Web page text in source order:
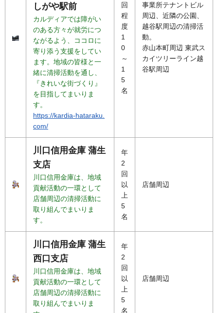
しがや駅前
カルディアでは障がい
のある方々が就労につ
ながるよう、ココロに
寄り添う支援をしてい
ます。地域の皆様と一
緒に清掃活動を通し、
『きれいな街づくり』
を目指してまいりま
す。
https://kardia-hataraku.
com/
回
程
度
1
0
～
1
5
名
事業所テナントビル
周辺、近隣の公園、
越谷駅周辺の清掃活
動。
赤山本町周辺 東武ス
カイツリーライン越
谷駅周辺
川口信用金庫 蒲生
支店
川口信用金庫は、地域
貢献活動の一環として
店舗周辺の清掃活動に
取り組んでまいりま
す。
年
2
回
以
上
5
名
店舗周辺
川口信用金庫 蒲生
西口支店
川口信用金庫は、地域
貢献活動の一環として
店舗周辺の清掃活動に
取り組んでまいりま
年
2
回
以
上
5
名
店舗周辺